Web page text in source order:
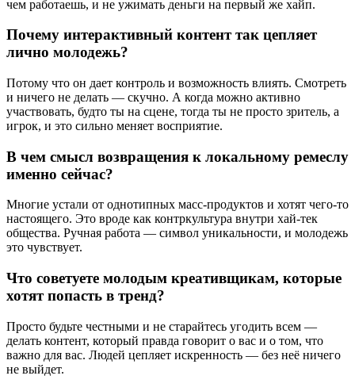
чем работаешь, и не ужимать деньги на первый же хайп.
Почему интерактивный контент так цепляет
лично молодежь?
Потому что он дает контроль и возможность влиять. Смотреть
и ничего не делать — скучно. А когда можно активно
участвовать, будто ты на сцене, тогда ты не просто зритель, а
игрок, и это сильно меняет восприятие.
В чем смысл возвращения к локальному ремеслу
именно сейчас?
Многие устали от однотипных масс-продуктов и хотят чего-то
настоящего. Это вроде как контркультура внутри хай-тек
общества. Ручная работа — символ уникальности, и молодежь
это чувствует.
Что советуете молодым креативщикам, которые
хотят попасть в тренд?
Просто будьте честными и не старайтесь угодить всем —
делать контент, который правда говорит о вас и о том, что
важно для вас. Людей цепляет искренность — без неё ничего
не выйдет.